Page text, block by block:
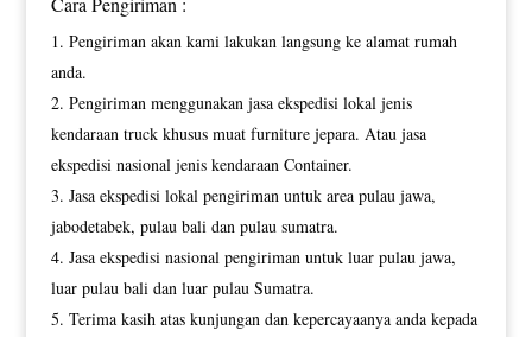
Pengiriman akan kami lakukan langsung ke alamat rumah
anda.
Pengiriman menggunakan jasa ekspedisi lokal jenis
kendaraan truck khusus muat furniture jepara. Atau jasa
ekspedisi nasional jenis kendaraan Container.
Jasa ekspedisi lokal pengiriman untuk area pulau jawa,
jabodetabek, pulau bali dan pulau sumatra.
Jasa ekspedisi nasional pengiriman untuk luar pulau jawa,
luar pulau bali dan luar pulau Sumatra.
Terima kasih atas kunjungan dan kepercayaanya anda kepada